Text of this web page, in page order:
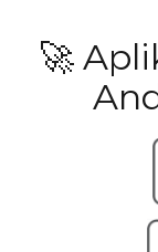
🚀